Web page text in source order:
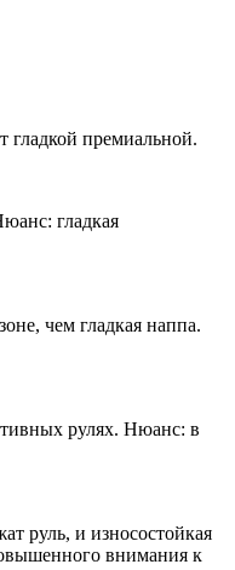
гладкой премиальной.
гладкая
чем гладкая наппа.
рулях. Нюанс: в
руль, и износостойкая
внимания к